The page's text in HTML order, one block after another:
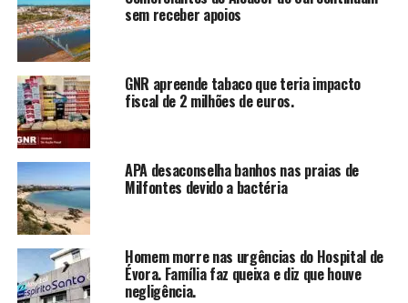
sem receber apoios
GNR apreende tabaco que teria impacto
fiscal de 2 milhões de euros.
APA desaconselha banhos nas praias de
Milfontes devido a bactéria
Homem morre nas urgências do Hospital de
Évora. Família faz queixa e diz que houve
negligência.